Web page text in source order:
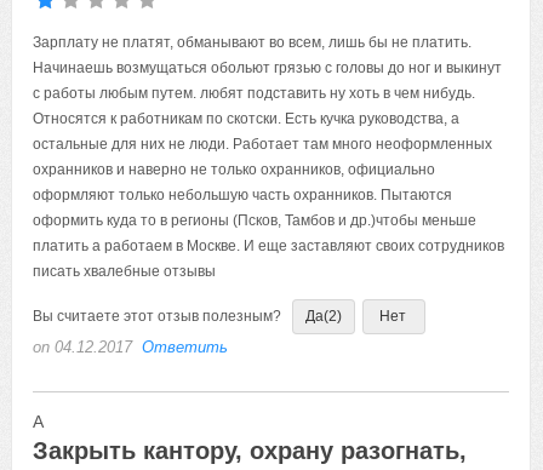
Зарплату не платят, обманывают во всем, лишь бы не платить.
Начинаешь возмущаться обольют грязью с головы до ног и выкинут
с работы любым путем. любят подставить ну хоть в чем нибудь.
Относятся к работникам по скотски. Есть кучка руководства, а
остальные для них не люди. Работает там много неоформленных
охранников и наверно не только охранников, официально
оформляют только небольшую часть охранников. Пытаются
оформить куда то в регионы (Псков, Тамбов и др.)чтобы меньше
платить а работаем в Москве. И еще заставляют своих сотрудников
писать хвалебные отзывы
Вы считаете этот отзыв полезным? Да(2) Нет
on 04.12.2017 Ответить
А
Закрыть кантору, охрану разогнать,